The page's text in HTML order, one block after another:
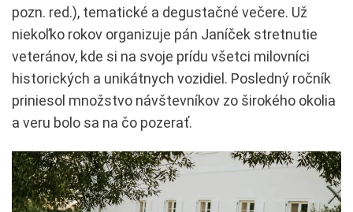
pozn. red.), tematické a degustačné večere. Už
niekoľko rokov organizuje pán Janíček stretnutie
veteránov, kde si na svoje prídu všetci milovníci
historických a unikátnych vozidiel. Posledný ročník
priniesol množstvo návštevníkov zo širokého okolia
a veru bolo sa na čo pozerať.